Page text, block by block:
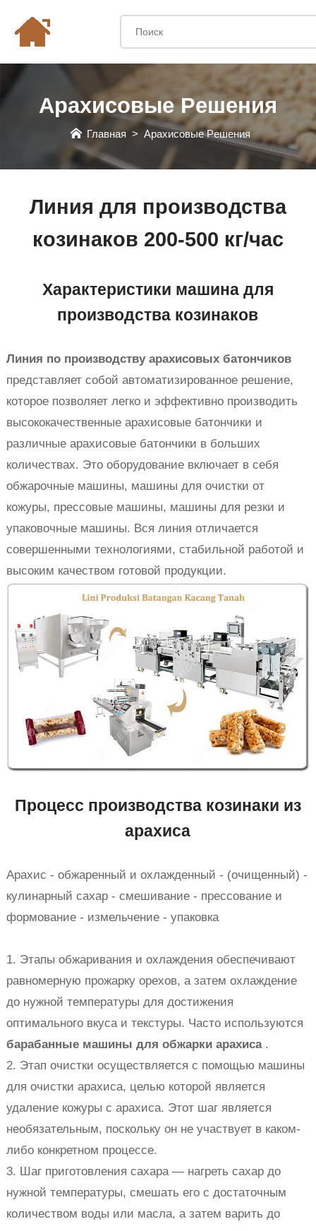
Арахисовые Pешения
Главная > Арахисовые Pешения
Линия для производства
козинаков 200-500 кг/час
Характеристики машина для
производства козинаков
Линия по производству арахисовых батончиков
представляет собой автоматизированное решение,
которое позволяет легко и эффективно производить
высококачественные арахисовые батончики и
различные арахисовые батончики в больших
количествах. Это оборудование включает в себя
обжарочные машины, машины для очистки от
кожуры, прессовые машины, машины для резки и
упаковочные машины. Вся линия отличается
совершенными технологиями, стабильной работой и
высоким качеством готовой продукции.
Процесс производства козинаки из
арахиса
Арахис - обжаренный и охлажденный - (очищенный) -
кулинарный сахар - смешивание - прессование и
формование - измельчение - упаковка
1. Этапы обжаривания и охлаждения обеспечивают
равномерную прожарку орехов, а затем охлаждение
до нужной температуры для достижения
оптимального вкуса и текстуры. Часто используются
барабанные машины для обжарки арахиса.
2. Этап очистки осуществляется с помощью машины
для очистки арахиса, целью которой является
удаление кожуры с арахиса. Этот шаг является
необязательным, поскольку он не участвует в каком-
либо конкретном процессе.
3. Шаг приготовления сахара — нагреть сахар до
нужной температуры, смешать его с достаточным
количеством воды или масла, а затем варить до